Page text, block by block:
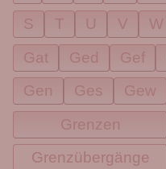
S
T U V W
Gat
Ged Gef
Gen
Ges Gew
Grenzen
Grenzübergänge